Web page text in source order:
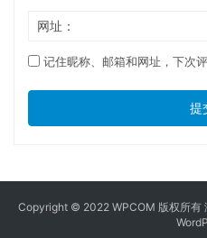
网址：
记住昵称、邮箱和网址，下次
提
Copyright © 2022 WPCOM 版权所有